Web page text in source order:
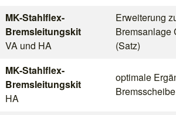
MK-Stahlflex-
Bremsleitungskit
VA und HA
Erweiterung
Bremsanlage
(Satz)
MK-Stahlflex-
Bremsleitungskit
HA
optimale